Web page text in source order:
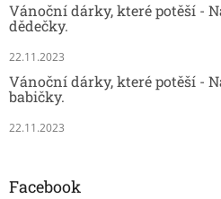
Vánoční dárky, které potěší -
dědečky.
22.11.2023
Vánoční dárky, které potěší -
babičky.
22.11.2023
Facebook